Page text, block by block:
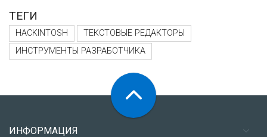
ТЕГИ
HACKINTOSH
ТЕКСТОВЫЕ РЕДАКТОРЫ
ИНСТРУМЕНТЫ РАЗРАБОТЧИКА
ИНФОРМАЦИЯ